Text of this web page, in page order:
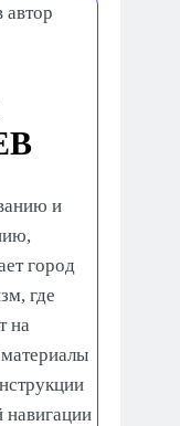
и
город
где
на
навигации